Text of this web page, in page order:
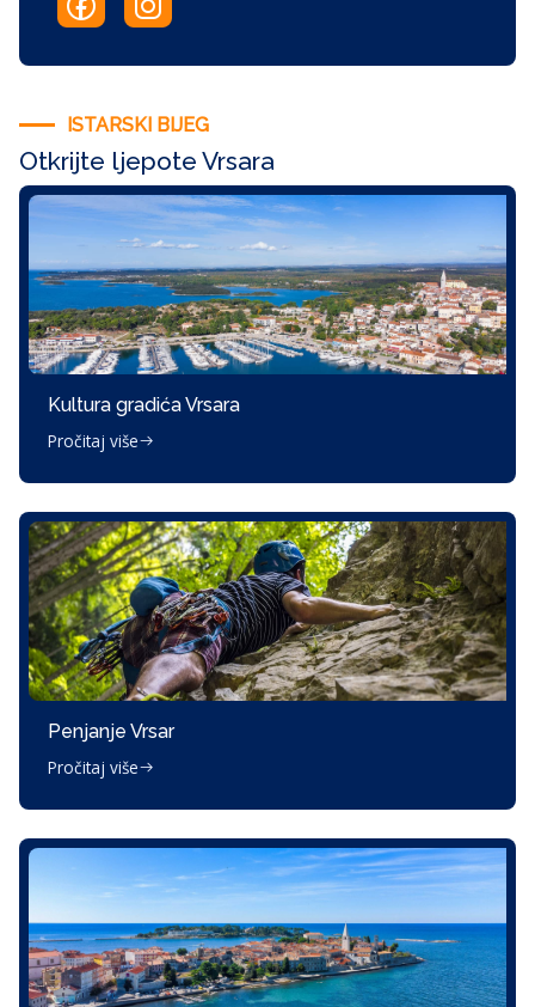
ISTARSKI BIJEG
Otkrijte ljepote Vrsara
Kultura gradića Vrsara
Pročitaj više
Penjanje Vrsar
Pročitaj više